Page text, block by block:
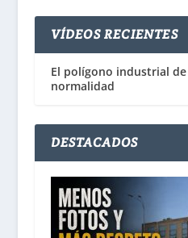
VÍDEOS RECIENTES
El polígono industrial de
normalidad
DESTACADOS